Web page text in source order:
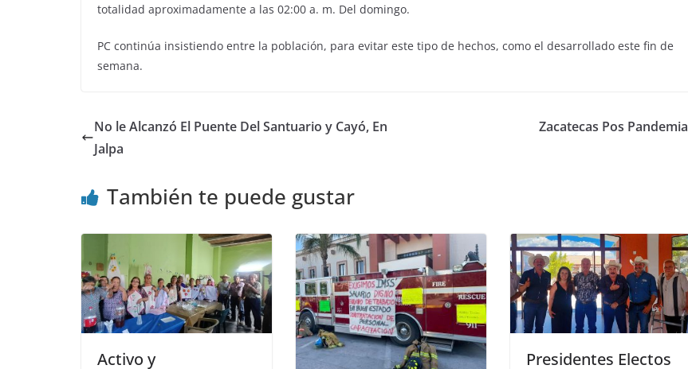
totalidad aproximadamente a las 02:00 a. m. Del domingo.
PC continúa insistiendo entre la población, para evitar este tipo de hechos, como el desarrollado este fin de
semana.
No le Alcanzó El Puente Del Santuario y Cayó, En
Jalpa
Zacatecas Pos Pandemia
También te puede gustar
Activo y Presidentes Electos